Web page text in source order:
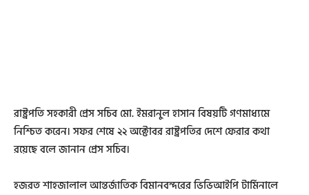
রাষ্ট্রপতি সহকারী প্রেস সচিব মো. ইমরানুল হাসান বিষয়টি গণমাধ্যমে
নিশ্চিত করেন। সফর শেষে ২২ অক্টোবর রাষ্ট্রপতির দেশে ফেরার কথা
রয়েছে বলে জানান প্রেস সচিব।
হজরত শাহজালাল আন্তর্জাতিক বিমানবন্দরের ভিভিআইপি টার্মিনালে